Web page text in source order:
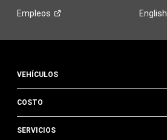
Empleos English
VEHÍCULOS
COSTO
SERVICIOS